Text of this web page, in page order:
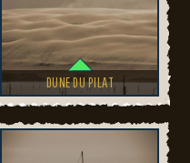
DUNE DU PILAT